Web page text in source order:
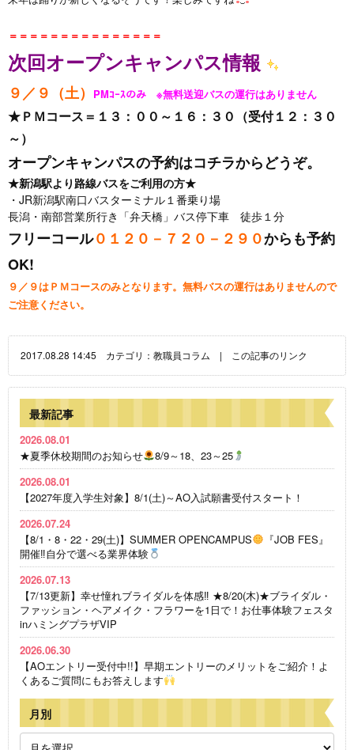
＝＝＝＝＝＝＝＝＝＝＝＝＝＝＝
次回オープンキャンパス情報
９／９（土） PMｺｰｽのみ ※無料送迎バスの運行はありません
★ＰＭコース＝１３：００～１６：３０（受付１２：３０
～）
オープンキャンパスの予約はコチラからどうぞ。
★新潟駅より路線バスをご利用の方★
・JR新潟駅南口バスターミナル１番乗り場
長潟・南部営業所行き「弁天橋」バス停下車 徒歩１分
フリーコール０１２０－７２０－２９０からも予約
OK!
９／９はＰＭコースのみとなります。無料バスの運行はありませんので
ご注意ください。
2017.08.28 14:45 カテゴリ： 教職員コラム | この記事のリンク
最新記事
2026.08.01
★夏季休校期間のお知らせ
8/9～18、23～25
2026.08.01
【2027年度入学生対象】8/1(土)～AO入試願書受付スタート！
2026.07.24
【8/1・8・22・29(土)】SUMMER OPENCAMPUS
『JOB FES』
開催‼自分で選べる業界体験
2026.07.13
【7/13更新】幸せ憧れブライダルを体感‼ ★8/20(木)★ブライダル・
ファッション・ヘアメイク・フラワーを1日で！お仕事体験フェスタ
inハミングプラザVIP
2026.06.30
【AOエントリー受付中!!】早期エントリーのメリットをご紹介！よ
くあるご質問にもお答えします
月別